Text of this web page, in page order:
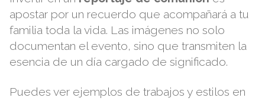
apostar por un recuerdo que acompañará a tu
familia toda la vida. Las imágenes no solo
documentan el evento, sino que transmiten la
esencia de un día cargado de significado.
Puedes ver ejemplos de trabajos y estilos en